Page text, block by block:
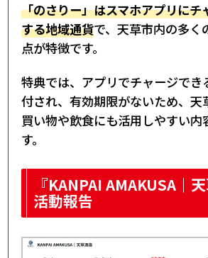
「のさりー」はスマホアプリにチ
する地域通貨で、天草市内の多く
点が特徴です。
特典では、アプリでチャージでき
付され、有効期限がないため、天
買い物や飲食にも活用しやすい内
す。
『KANPAI AMAKUSA｜
活動報告